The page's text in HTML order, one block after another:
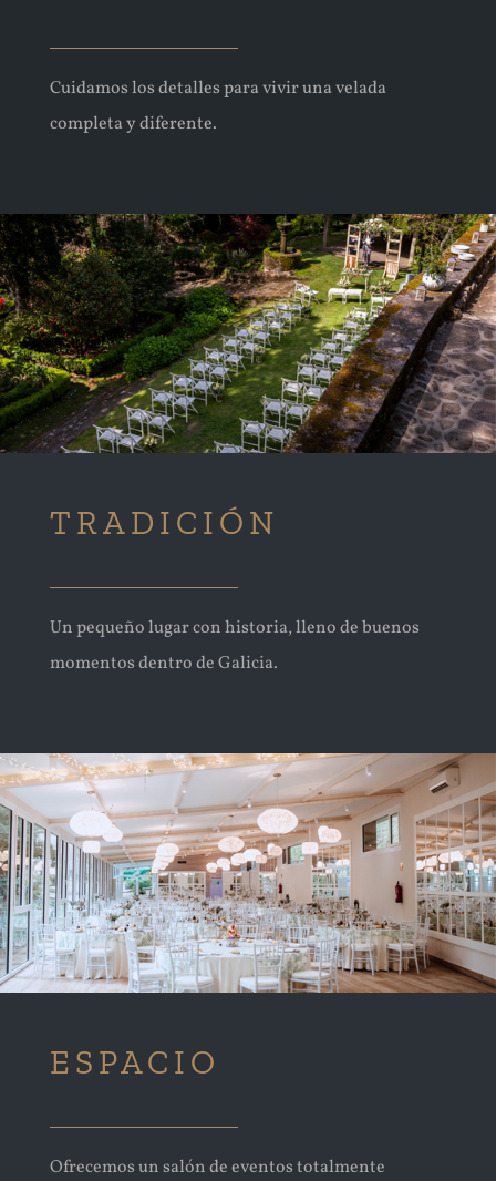
Cuidamos los detalles para vivir una velada
completa y diferente.
TRADICIÓN
Un pequeño lugar con historia, lleno de buenos
momentos dentro de Galicia.
ESPACIO
Ofrecemos un salón de eventos totalmente